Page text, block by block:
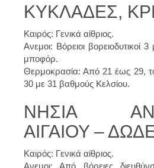
ΚΥΚΛΑΔΕΣ,
Καιρός: Γενικά αίθριος.
Ανεμοι: Βόρειοι βορειοδυτικοί
μποφόρ.
Θερμοκρασία: Από 21 έως 29,
30 με 31 βαθμούς Κελσίου.
ΝΗΣΙΑ
ΑΙΓΑΙΟΥ –
Καιρός: Γενικά αίθριος.
Ανεμοι: Από βόρειες